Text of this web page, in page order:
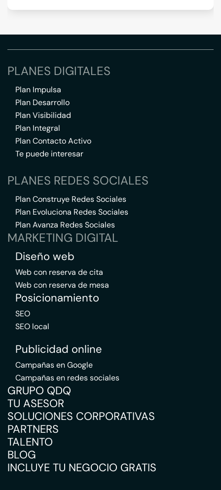
PLANES DIGITALES
Plan Impulsa
Plan Desarrollo
Plan Visibilidad
Plan Integral
Plan Contacto Activo
Te puede interesar
PLANES REDES SOCIALES
Plan Construye Redes Sociales
Plan Evoluciona Redes Sociales
Plan Avanza Redes Sociales
MARKETING DIGITAL
Diseño web
Web con reserva de cita
Web con reserva de mesa
Posicionamiento
SEO
SEO local
Publicidad online
Campañas en Google
Campañas en redes sociales
GRUPO QDQ
TU ASESOR
SOLUCIONES CORPORATIVAS
PARTNERS
TALENTO
BLOG
INCLUYE TU NEGOCIO GRATIS